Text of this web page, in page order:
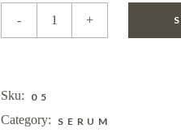
Eye Serum quantity
-
+
Sku: 05
Category: SERUM